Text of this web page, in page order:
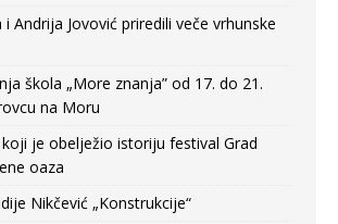
i Andrija Jovović priredili veče vrhunske
škola „More znanja” od 17. do 21.
na Moru
je obelježio istoriju festival Grad
oaza
Nikčević „Konstrukcije“